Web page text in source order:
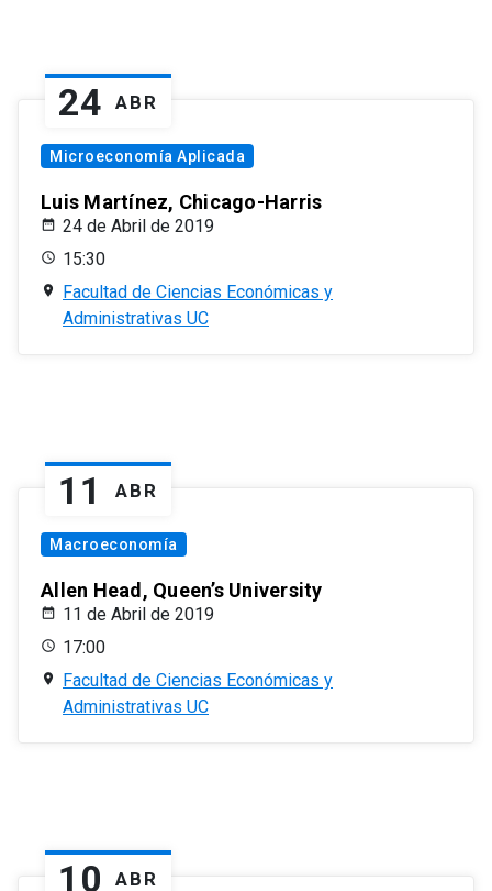
24 ABR
Microeconomía Aplicada
Luis Martínez, Chicago-Harris
24 de Abril de 2019
15:30
Facultad de Ciencias Económicas y
Administrativas UC
11 ABR
Macroeconomía
Allen Head, Queen’s University
11 de Abril de 2019
17:00
Facultad de Ciencias Económicas y
Administrativas UC
10 ABR